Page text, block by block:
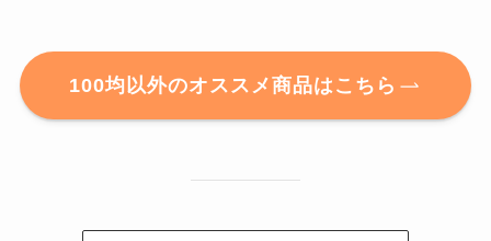
100均以外のオススメ商品はこちら